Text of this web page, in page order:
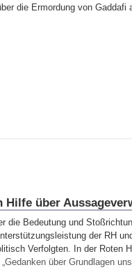
die Ermordung von Gaddafi
über
die Bedeutung und
der RH
Verfolgten. In der Roten
„Gedanken über Grundlagen